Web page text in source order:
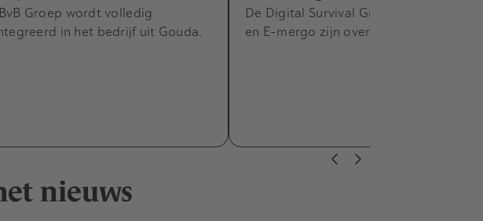
Groep wordt volledig
in het bedrijf uit Gouda.
De Digital Survival Group, Cloudiction
en E-mergo zijn overgenomen.
nieuws